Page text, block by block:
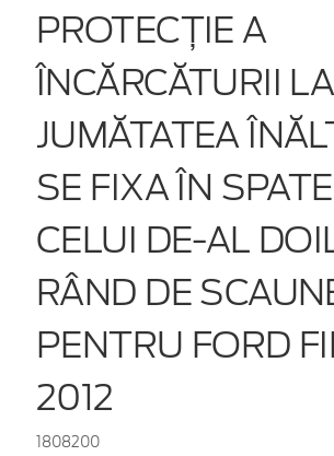
PROTECŢIE A
ÎNCĂRCĂTURII LA
JUMĂTATEA
SE FIXA ÎN
CELUI DE-AL
RÂND DE
PENTRU FORD
2012
1808200